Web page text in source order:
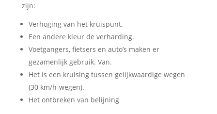
zijn:
Verhoging van het kruispunt.
Een andere kleur de verharding.
Voetgangers, fietsers en auto’s maken er
gezamenlijk gebruik. Van.
Het is een kruising tussen gelijkwaardige wegen
(30 km/h-wegen).
Het ontbreken van belijning